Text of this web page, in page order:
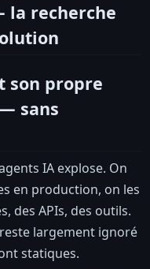
la recherche
son propre
sans
IA explose. On
en production, on les
des APIs, des outils.
largement ignoré
statiques.